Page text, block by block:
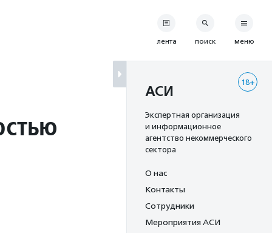
лента поиск меню
18+
АСИ
Экспертная организация
и информационное
агентство некоммерческого
сектора
О нас
Контакты
Сотрудники
Мероприятия АСИ